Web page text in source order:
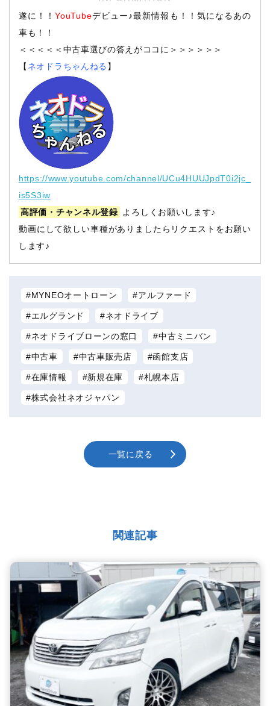
遂に！！YouTubeデビュー♪最新情報も！！気になるあの
車も！！
＜＜＜＜＜中古車選びの答えがココに＞＞＞＞＞＞
【 ネオドラちゃんねる 】
https://www.youtube.com/channel/UCu4HUUJpdT0i2jc_
is5S3iw
高評価・チャンネル登録
よろしくお願いします♪
動画にして欲しい車種がありましたらリクエストをお願い
します♪
MYNEOオートローン アルファード
エルグランド ネオドライブ
ネオドライブローンの窓口 中古ミニバン
中古車 中古車販売店 函館支店
在庫情報 新規在庫 札幌本店
株式会社ネオジャパン
一覧に戻る
関連記事